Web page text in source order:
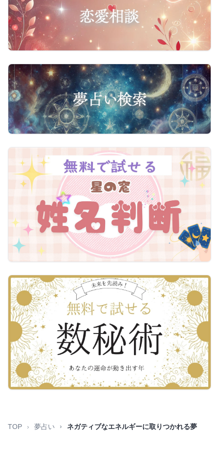
TOP 夢占い ネガティブなエネルギーに取りつかれる夢